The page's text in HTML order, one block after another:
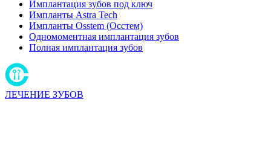
Имплантация зубов под ключ
Импланты Astra Tech
Импланты Osstem (Осстем)
Одномоментная имплантация зубов
Полная имплантация зубов
ЛЕЧЕНИЕ ЗУБОВ